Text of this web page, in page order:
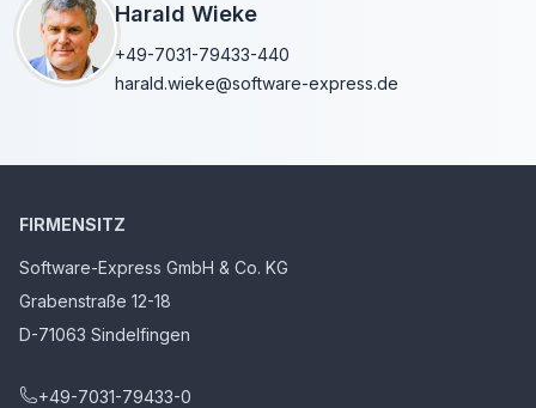
Harald Wieke
+49-7031-79433-440
harald.wieke@software-express.de
FIRMENSITZ
Software-Express GmbH & Co. KG
Grabenstraße 12-18
D-71063 Sindelfingen
+49-7031-79433-0